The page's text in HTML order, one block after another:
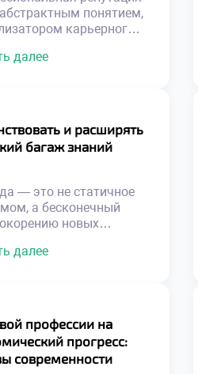
понятием,
карьерного
Подобно
видения и
профессиональных
ориентироваться в
[…]
далее
и расширять
багаж знаний
— это не статичное
а бесконечный
новых
отношений. Каждое
самых запутанных
Именно поэтому
в хорошем техникуме
несокрушимый
далее
профессии на
прогресс:
современности